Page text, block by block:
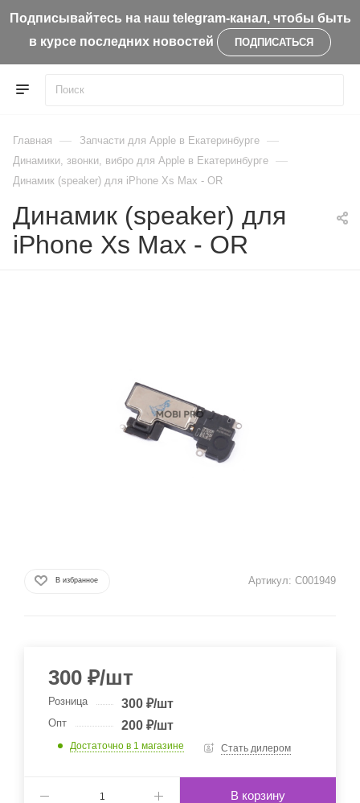
Подписывайтесь на наш telegram-канал, чтобы быть
в курсе последних новостей
ПОДПИСАТЬСЯ
Главная — Запчасти для Apple в Екатеринбурге —
Динамики, звонки, вибро для Apple в Екатеринбурге —
Динамик (speaker) для iPhone Xs Max - OR
Динамик (speaker) для
iPhone Xs Max - OR
В избранное Артикул: C001949
300 ₽/шт
Розница 300₽/шт
Опт 200₽/шт
Достаточно в 1 магазине Стать дилером
В корзину